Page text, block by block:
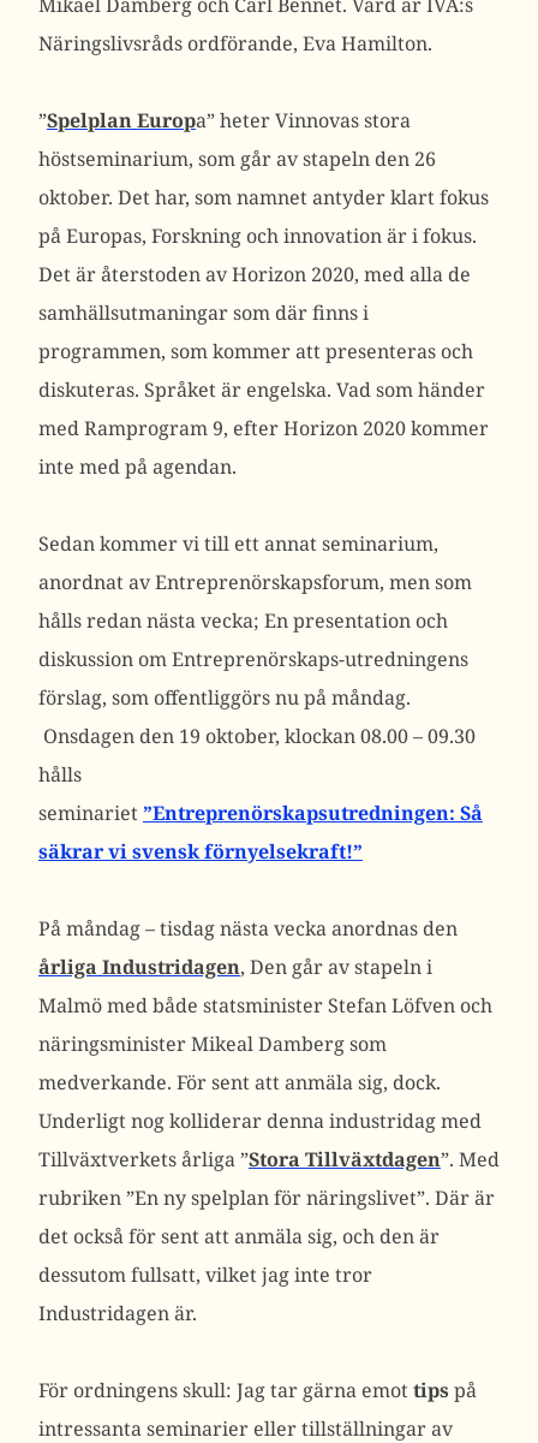
Näringslivsråds ordförande, Eva Hamilton.
”Spelplan Europa” heter Vinnovas stora
höstseminarium, som går av stapeln den 26
oktober. Det har, som namnet antyder klart fokus
på Europas, Forskning och innovation är i fokus.
Det är återstoden av Horizon 2020, med alla de
samhällsutmaningar som där finns i
programmen, som kommer att presenteras och
diskuteras. Språket är engelska. Vad som händer
med Ramprogram 9, efter Horizon 2020 kommer
inte med på agendan.
Sedan kommer vi till ett annat seminarium,
anordnat av Entreprenörskapsforum, men som
hålls redan nästa vecka; En presentation och
diskussion om Entreprenörskaps-utredningens
förslag, som offentliggörs nu på måndag.
Onsdagen den 19 oktober, klockan 08.00 – 09.30
hålls
seminariet”Entreprenörskapsutredningen: Så
säkrar vi svensk förnyelsekraft!”
På måndag – tisdag nästa vecka anordnas den
årliga Industridagen, Den går av stapeln i
Malmö med både statsminister Stefan Löfven och
näringsminister Mikeal Damberg som
medverkande. För sent att anmäla sig, dock.
Underligt nog kolliderar denna industridag med
Tillväxtverkets årliga ”Stora Tillväxtdagen”. Med
rubriken ”En ny spelplan för näringslivet”. Där är
det också för sent att anmäla sig, och den är
dessutom fullsatt, vilket jag inte tror
Industridagen är.
För ordningens skull: Jag tar gärna emottips på
intressanta seminarier eller tillställningar av